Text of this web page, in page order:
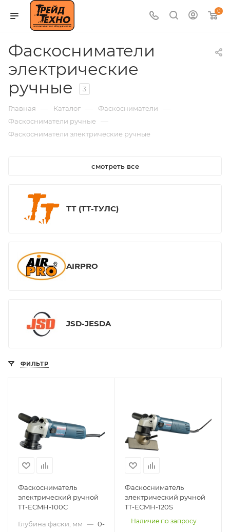
0
Фаскосниматели
электрические
ручные
3
Главная — Каталог — Фаскосниматели —
Фаскосниматели ручные —
Фаскосниматели электрические ручные
смотреть все
ТТ (ТТ-ТУЛС)
AIRPRO
JSD-JESDA
ФИЛЬТР
Фаскосниматель
электрический ручной
TT-ECMH-100C
Глубина фаски, мм — 0-
Фаскосниматель
электрический ручной
TT-ECMH-120S
Наличие по запросу